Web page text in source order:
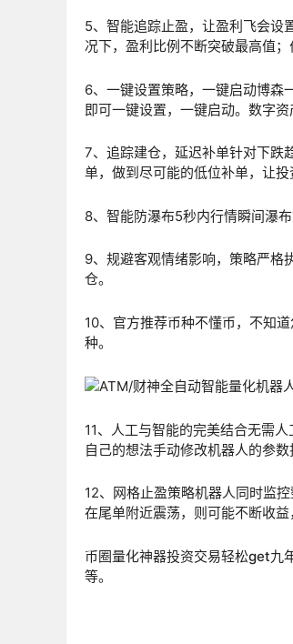
5、智能追踪止盈，让盈利飞会设
况下，盈利比例不断突破最高值
6、一键设置策略，一键启动博森
即可一键设置，一键启动。数字
7、追踪建仓，延迟补单针对下跌
单，做到尽可能的低位补单，让投
8、智能防瀑布5秒内行情瞬间瀑
9、规避客观情绪影响，策略严格
仓。
10、官方推荐币种不懂币，不知
种。
11、人工与智能的完美结合无需
自己的想法手动修改机器人的参
12、网格止盈策略机器人同时监
在尾单附近震荡，则可能不断收益
币圈量化神器投资交易轻松get九
等。